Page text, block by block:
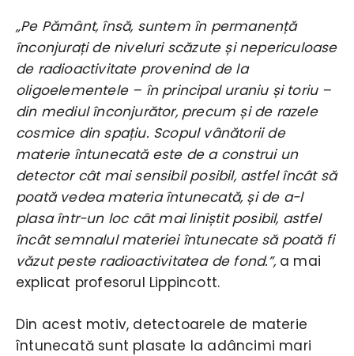
„Pe Pământ, însă, suntem în permanență
înconjurați de niveluri scăzute și nepericuloase
de radioactivitate provenind de la
oligoelementele – în principal uraniu și toriu –
din mediul înconjurător, precum și de razele
cosmice din spațiu. Scopul vânătorii de
materie întunecată este de a construi un
detector cât mai sensibil posibil, astfel încât să
poată vedea materia întunecată, și de a-l
plasa într-un loc cât mai liniștit posibil, astfel
încât semnalul materiei întunecate să poată fi
văzut peste radioactivitatea de fond.”,a mai
explicat profesorul Lippincott.
Din acest motiv, detectoarele de materie
întunecată sunt plasate la adâncimi mari